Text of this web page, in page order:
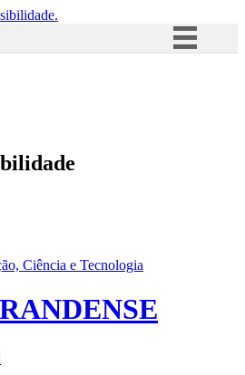
Acesso à informação
Ciência e Tecnologia